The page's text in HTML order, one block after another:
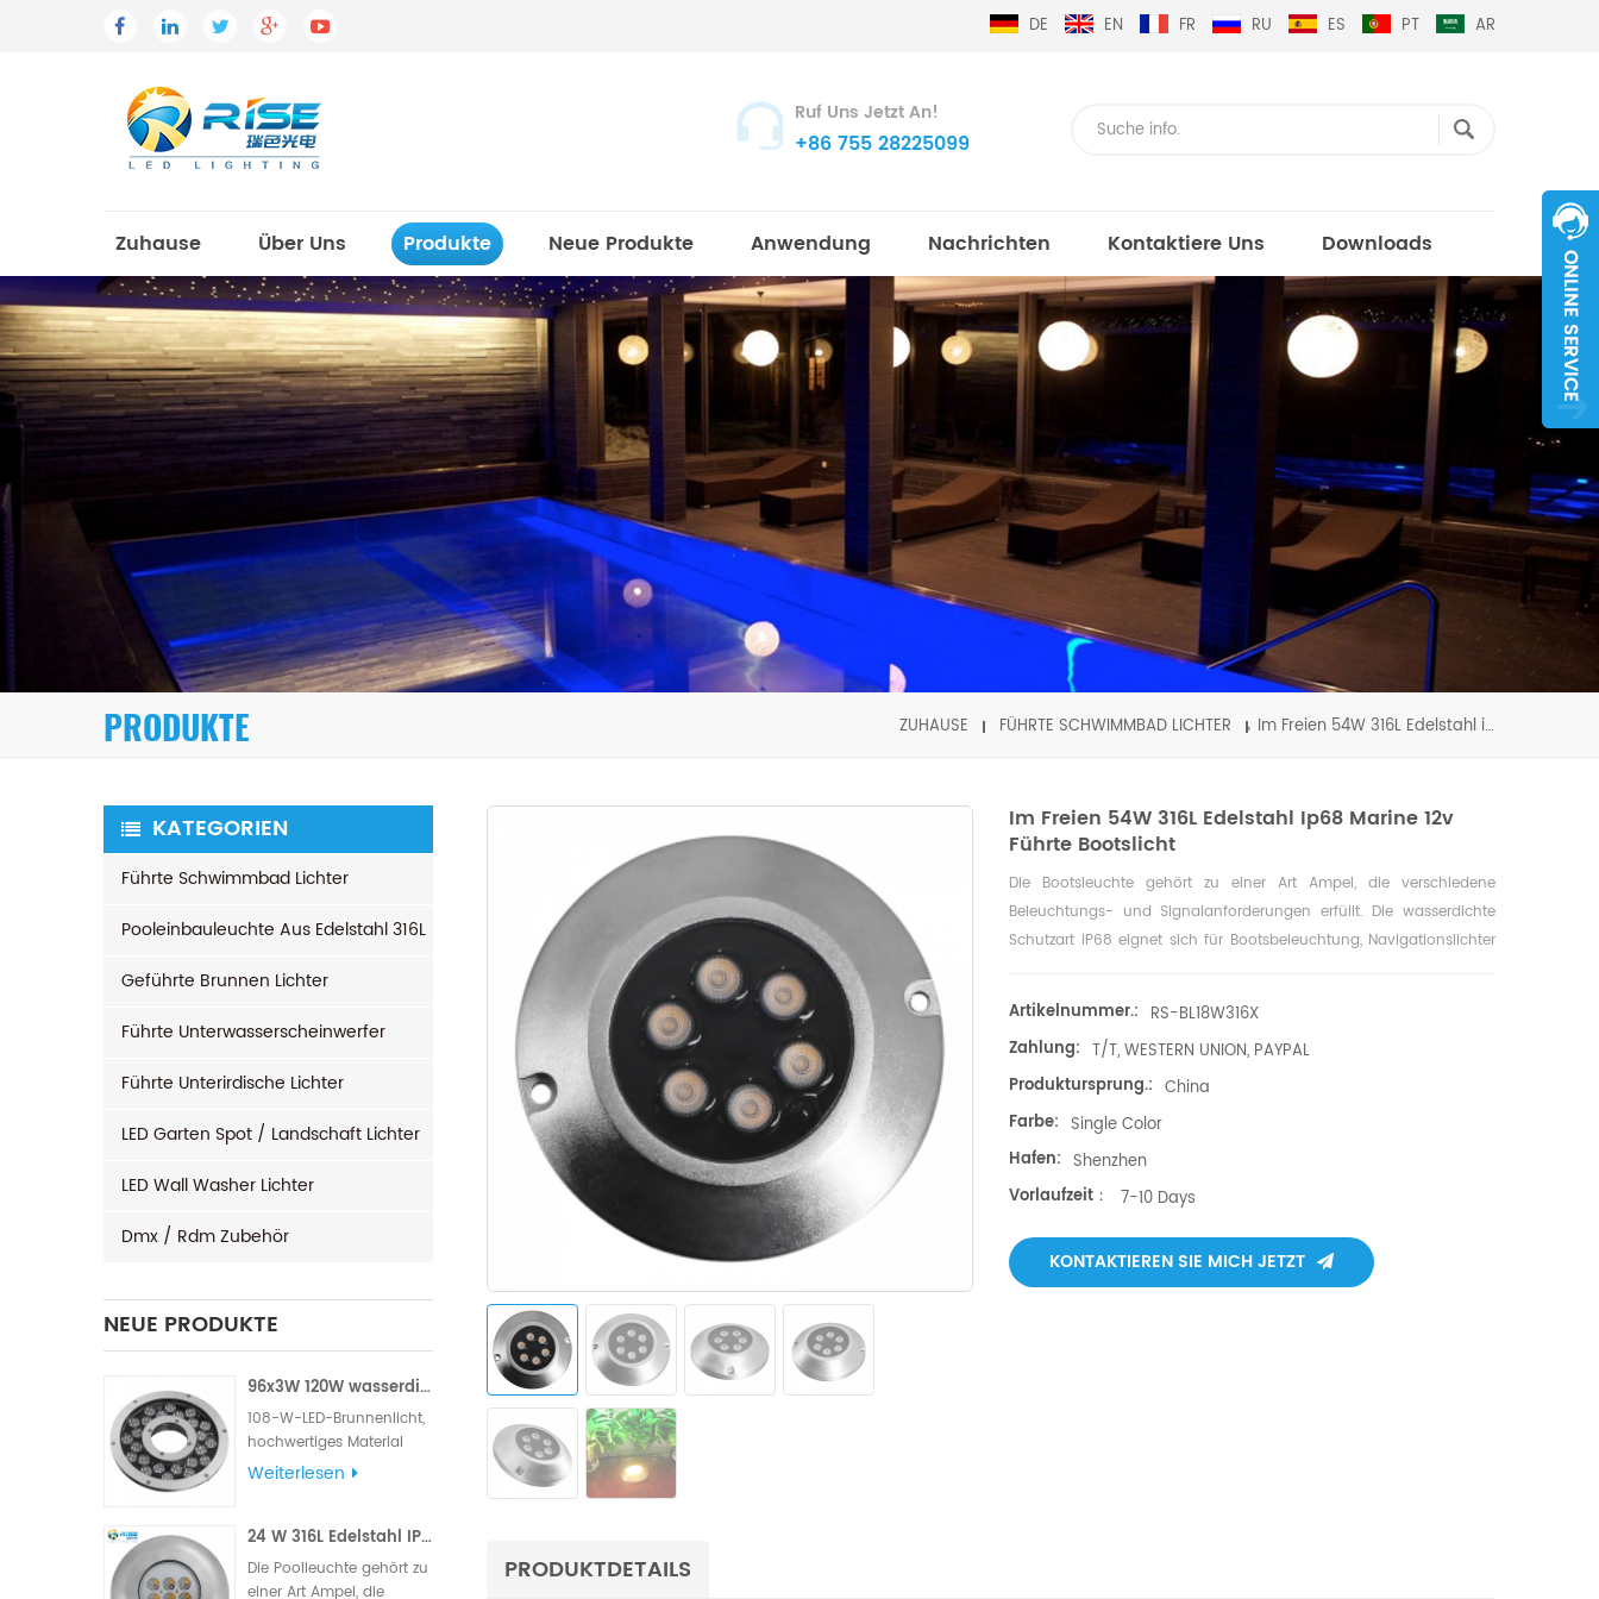
DE EN FR RU ES PT AR
Ruf Uns Jetzt An!
+86 755 28225099
Zuhause Über Uns Produkte Neue Produkte Anwendung Nachrichten Kontaktiere Uns Downloads
PRODUKTE ZUHAUSE FÜHRTE SCHWIMMBAD LICHTER Im Freien 54W 316L Edelstahl ip68 marine 12v führte Bootslicht
KATEGORIEN
Führte Schwimmbad Lichter
Pooleinbauleuchte Aus Edelstahl 316L
Geführte Brunnen Lichter
Führte Unterwasserscheinwerfer
Führte Unterirdische Lichter
LED Garten Spot / Landschaft Lichter
LED Wall Washer Lichter
Dmx / Rdm Zubehör
NEUE PRODUKTE
96x3W 120W wasserdichtes LED-Brunnenlicht
108-W-LED-Brunnenlicht,
hochwertiges Material
aus 316L-Edelstahl,
Epistar- Chips, Lieferung
mit VDE-Gummikabel
oder UL-Gummikabel.
Weiterlesen
24 W 316L Edelstahl IP68 LED-Poolleuchte für den Außenbereich
Die Poolleuchte gehört zu
einer Art Ampel, die
Im Freien 54W 316L Edelstahl Ip68 Marine 12v
Führte Bootslicht
Die Bootsleuchte gehört zu einer Art Ampel, die verschiedene
Beleuchtungs- und Signalanforderungen erfüllt. Die wasserdichte
Schutzart IP68 eignet sich für Bootsbeleuchtung, Navigationslichter
Artikelnummer.: RS-BL18W316X
Zahlung: T/T, WESTERN UNION, PAYPAL
Produktursprung.: China
Farbe: Single Color
Hafen: Shenzhen
Vorlaufzeit：
7-10 Days
KONTAKTIEREN SIE MICH JETZT
PRODUKTDETAILS